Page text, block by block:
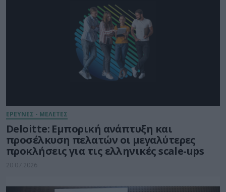
ΕΡΕΥΝΕΣ - ΜΕΛΕΤΕΣ
Deloitte: Εμπορική ανάπτυξη και
προσέλκυση πελατών οι μεγαλύτερες
προκλήσεις για τις ελληνικές scale-ups
20.07.2026